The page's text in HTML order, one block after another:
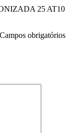
25 AT10
Campos obrigatórios